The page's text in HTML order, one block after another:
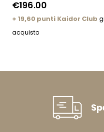
€196.00
+ 19,60 punti Kaidor Club
acquisto